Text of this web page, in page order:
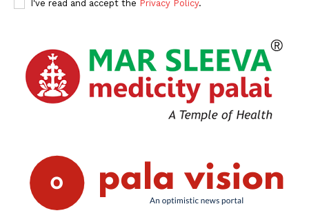
I've read and accept the Privacy Policy.